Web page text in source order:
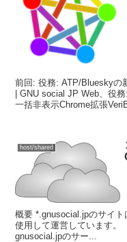
前回: 役務: ATP/Blueskyの
| GNU social JP Web、役
一括非表示Chrome拡張
host/shared
概要 *.gnusocial.jpのサイ
使用して運営しています。
gnusocial.jpのサー...